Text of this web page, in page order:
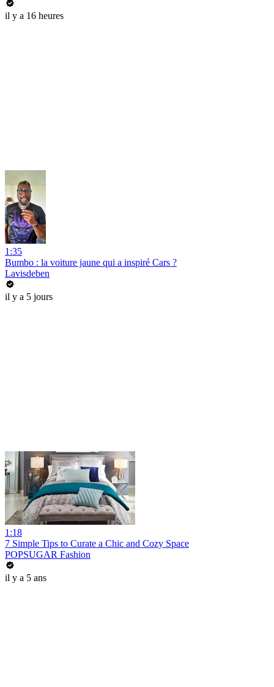
il y a 16 heures
1:35
Bumbo : la voiture jaune qui a inspiré Cars ?
Lavisdeben
il y a 5 jours
1:18
7 Simple Tips to Curate a Chic and Cozy Space
POPSUGAR Fashion
il y a 5 ans